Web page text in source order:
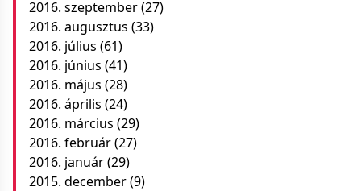
2016. szeptember(27)
2016. augusztus (33)
2016. július (61)
2016. június (41)
2016. május (28)
2016. április (24)
2016. március (29)
2016. február(27)
2016. január(29)
2015. december(9)